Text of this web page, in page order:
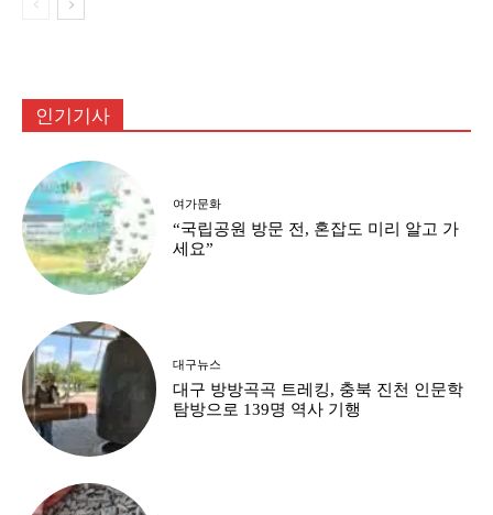
인기기사
여가문화
“국립공원 방문 전, 혼잡도 미리 알고 가
세요”
대구뉴스
대구 방방곡곡 트레킹, 충북 진천 인문학
탐방으로 139명 역사 기행